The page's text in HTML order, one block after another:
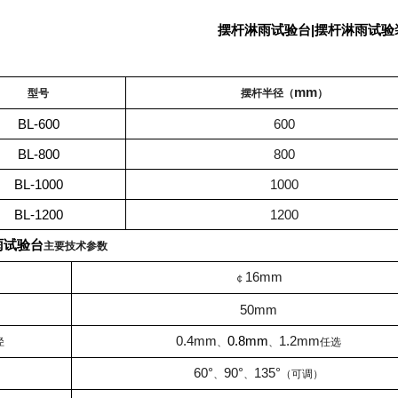
摆杆淋雨试验台|摆杆淋雨试验
型号 摆杆半径（mm）
BL-600
600
BL-800
800
BL-1000
1000
BL-1200
1200
试验台主要技术参数
￠ 16mm
50mm
0.4mm 0.8mm 1.2mm任选
60° 90° 135° （可调）